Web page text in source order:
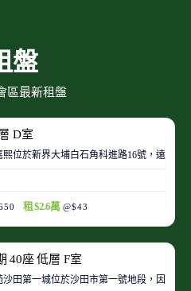
盤
區最新租盤
D室
熙位於新界大埔白石角科進路16號，遠離
租 $2.6萬 @$43
40座 低層 F室
田第一城位於沙田市第一號地段，因此